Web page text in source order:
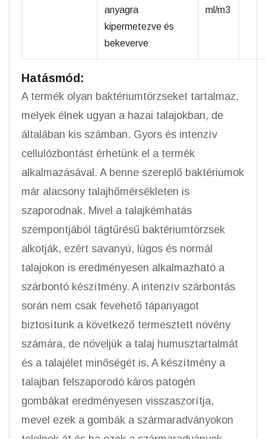
anyagra
kipermetezve és
bekeverve
ml/m3
Hatásmód:
A termék olyan baktériumtörzseket tartalmaz,
melyek élnek ugyan a hazai talajokban, de
általában kis számban. Gyors és intenzív
cellulózbontást érhetünk el a termék
alkalmazásával. A benne szereplő baktériumok
már alacsony talajhőmérsékleten is
szaporodnak. Mivel a talajkémhatás
szempontjából tágtűrésű baktériumtörzsek
alkotják, ezért savanyú, lúgos és normál
talajokon is eredményesen alkalmazható a
szárbontó készítmény. A intenzív szárbontás
során nem csak fevehető tápanyagot
biztosítunk a következő termesztett növény
számára, de növeljük a talaj humusztartalmát
és a talajélet minőségét is. A készítmény a
talajban felszaporodó káros patogén
gombákat eredményesen visszaszorítja,
mevel ezek a gombák a szármaradványokon